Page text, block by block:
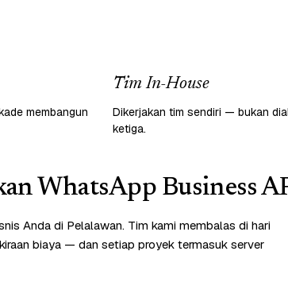
membangun
Tim In-House
Dikerjakan tim sendiri — bukan
ketiga.
WhatsApp Business
Anda di Pelalawan. Tim kami membalas di hari
biaya — dan setiap proyek termasuk server